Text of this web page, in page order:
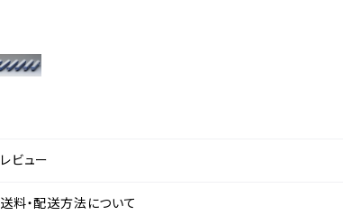
レビュー
送料・配送方法について